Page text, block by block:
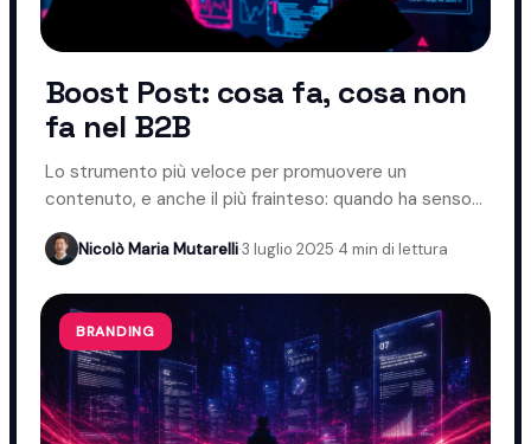
Boost Post: cosa fa, cosa non
fa nel B2B
Lo strumento più veloce per promuovere un
contenuto, e anche il più frainteso: quando ha senso
usarlo nel B2B e quando evitarlo.
Nicolò Maria Mutarelli·3 luglio 2025·4 min di lettura
BRANDING